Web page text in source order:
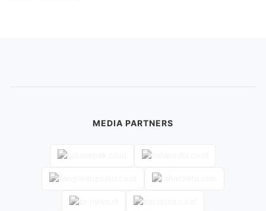
MEDIA PARTNERS